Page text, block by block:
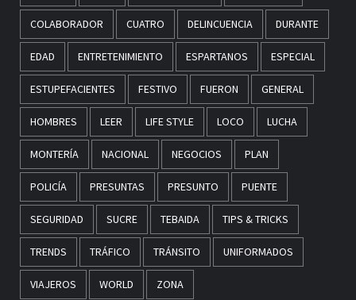
COLABORADOR CUATRO DELINCUENCIA DURANTE
EDAD ENTRETENIMIENTO ESPARTANOS ESPECIAL
ESTUPEFACIENTES FESTIVO FUERON GENERAL
HOMBRES LEER LIFE STYLE LOCO LUCHA
MONTERÍA NACIONAL NEGOCIOS PLAN
POLICÍA PRESUNTAS PRESUNTO PUENTE
SEGURIDAD SUCRE TEBAIDA TIPS & TRICKS
TRENDS TRÁFICO TRÁNSITO UNIFORMADOS
VIAJEROS WORLD ZONA